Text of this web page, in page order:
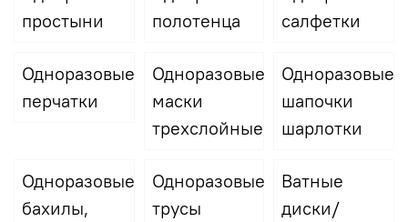
простыни
полотенца
салфетки
Одноразовые
перчатки
Одноразовые
маски
трехслойные
Одноразовые
шапочки
шарлотки
Одноразовые
бахилы,
Одноразовые
трусы
Ватные
диски/